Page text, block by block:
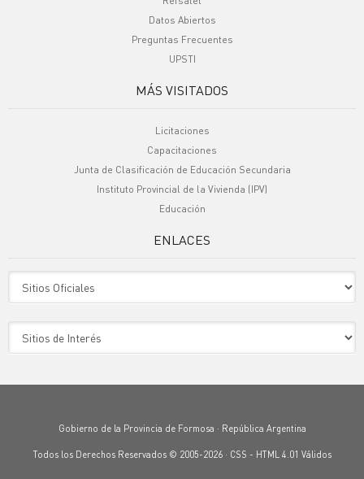
Datos Abiertos
Preguntas Frecuentes
UPSTI
MÁS VISITADOS
Licitaciones
Capacitaciones
Junta de Clasificación de Educación Secundaria
Instituto Provincial de la Vivienda (IPV)
Educación
ENLACES
Gobierno de la Provincia de Formosa · República Argentina
Todos los Derechos Reservados © 2005-2026 · CSS - HTML 4.01 Válidos